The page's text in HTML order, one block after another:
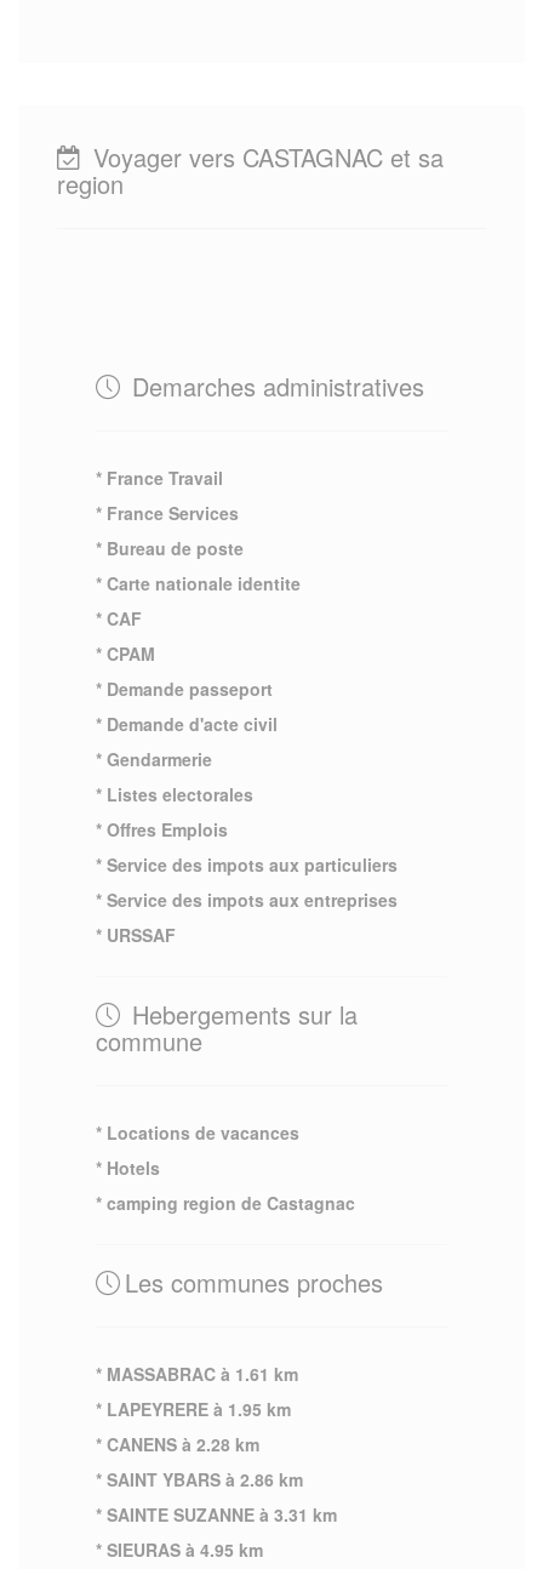
Voyager vers CASTAGNAC et sa
region
Demarches administratives
* France Travail
* France Services
* Bureau de poste
* Carte nationale identite
* CAF
* CPAM
* Demande passeport
* Demande d'acte civil
* Gendarmerie
* Listes electorales
* Offres Emplois
* Service des impots aux particuliers
* Service des impots aux entreprises
* URSSAF
Hebergements sur la
commune
* Locations de vacances
* Hotels
* camping region de Castagnac
Les communes proches
* MASSABRAC à 1.61 km
* LAPEYRERE à 1.95 km
* CANENS à 2.28 km
* SAINT YBARS à 2.86 km
* SAINTE SUZANNE à 3.31 km
* SIEURAS à 4.95 km